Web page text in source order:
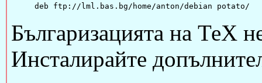
Българизацията на ТеХ
Инсталирайте